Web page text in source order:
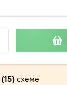
(15) схеме